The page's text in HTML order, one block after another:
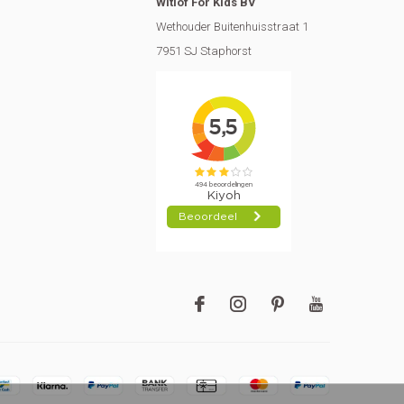
Wethouder Buitenhuisstraat 1
7951 SJ Staphorst